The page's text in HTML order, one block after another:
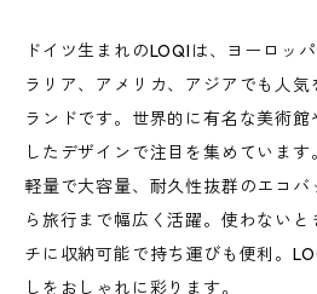
ドイツ生まれのLOQIは、ヨーロッ
ラリア、アメリカ、アジアでも人
ランドです。世界的に有名な美術
したデザインで注目を集めています。
軽量で大容量、耐久性抜群のエコ
ら旅行まで幅広く活躍。使わない
チに収納可能で持ち運びも便利。
しをおしゃれに彩ります。